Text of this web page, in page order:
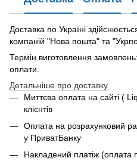
Доставка по Україні
компаній "Нова пошта" та
Термін виготовлення
оплати.
Детальніше про доставку
Миттєва оплата на сайті (
клієнтів
Оплата на розрахунковий
у ПриватБанку
Накладений платіж (оплата